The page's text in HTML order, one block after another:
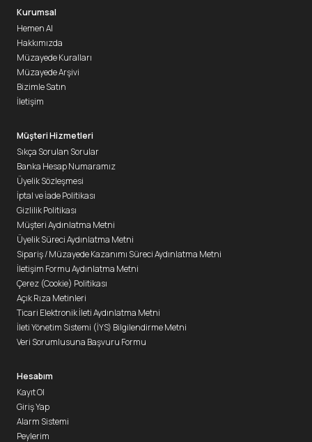
Kurumsal
Hemen Al
Hakkımızda
Müzayede Kuralları
Müzayede Arşivi
Bizimle Satın
İletişim
Müşteri Hizmetleri
Sıkça Sorulan Sorular
Banka Hesap Numaramız
Üyelik Sözleşmesi
İptal ve İade Politikası
Gizlilik Politikası
Müşteri Aydınlatma Metni
Üyelik Süreci Aydınlatma Metni
Sipariş / Müzayede Kazanımı Süreci Aydınlatma Metni
İletişim Formu Aydınlatma Metni
Çerez (Cookie) Politikası
Açık Rıza Metinleri
Ticari Elektronik İleti Aydınlatma Metni
İleti Yönetim Sistemi (İYS) Bilgilendirme Metni
Veri Sorumlusuna Başvuru Formu
Hesabım
Kayıt Ol
Giriş Yap
Alarm Sistemi
Peylerim